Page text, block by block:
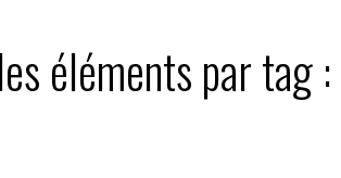
éléments par tag :